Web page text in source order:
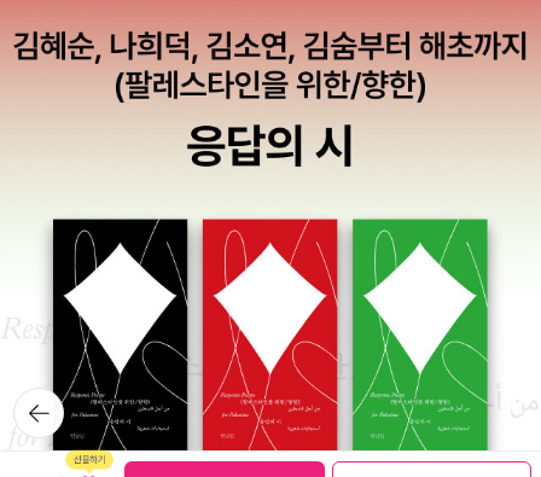
니 아버지 말씀, 학교에서 안 가르쳐주던? 하셨다. 어머니께서 문맹
소년을 거드셨다. 그래도 집에서 배우면 좋지요, 하셨다. 그렇게 그날
저녁부터 등잔불 아래에서 글자를 익히기 시작했다. 물론 학교에서
여러 애들 앞에서 창피당한 일은 차마 말씀을 드릴 수가 없었다. 무슨
복잡한 심경은 처음이었다. 그리하여 문맹 소년은 등잔불 아래에서
이마에 땀이 나도록 글자를 익히고 익혔다. 날이 갈수록 읽고 쓰기에
점점 자신감을 찾아갔다. 웬만한 한글은 죄다 읽고 쓸 수 있게 된 것이
다. 처음 글자를 익힌 애들이 그러하듯 신이 나서는 글자란 글자는 죄
다 읽어대는 습관이 든 것이다. 한글 참 쉽데이~! 늦게 배운 도둑이
날 새는지 모른다고 읽을 거리를 이리 뒤지고 저리 뒤졌다. 그런데 도
회지와는 달리 부근에 읽을 글자가 없는 것이었다. 간판도 없고 마구
뒤로가
기